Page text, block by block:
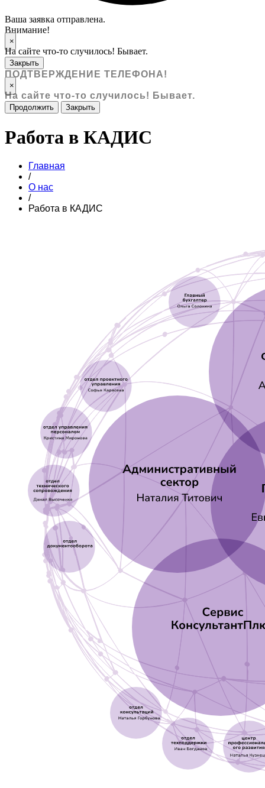
Ваша заявка отправлена.
Внимание!
×
На сайте что-то случилось! Бывает.
Закрыть
ПОДТВЕРЖДЕНИЕ ТЕЛЕФОНА!
×
На сайте что-то случилось! Бывает.
Продолжить Закрыть
Работа в КАДИС
Главная
/
О нас
/
Работа в КАДИС